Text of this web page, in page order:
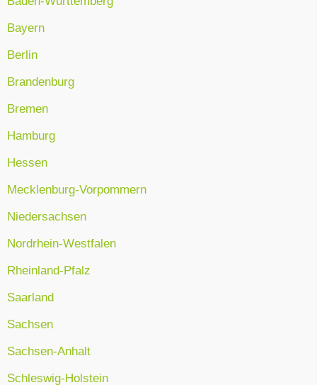
Bayern
Berlin
Brandenburg
Bremen
Hamburg
Hessen
Mecklenburg-Vorpommern
Niedersachsen
Nordrhein-Westfalen
Rheinland-Pfalz
Saarland
Sachsen
Sachsen-Anhalt
Schleswig-Holstein